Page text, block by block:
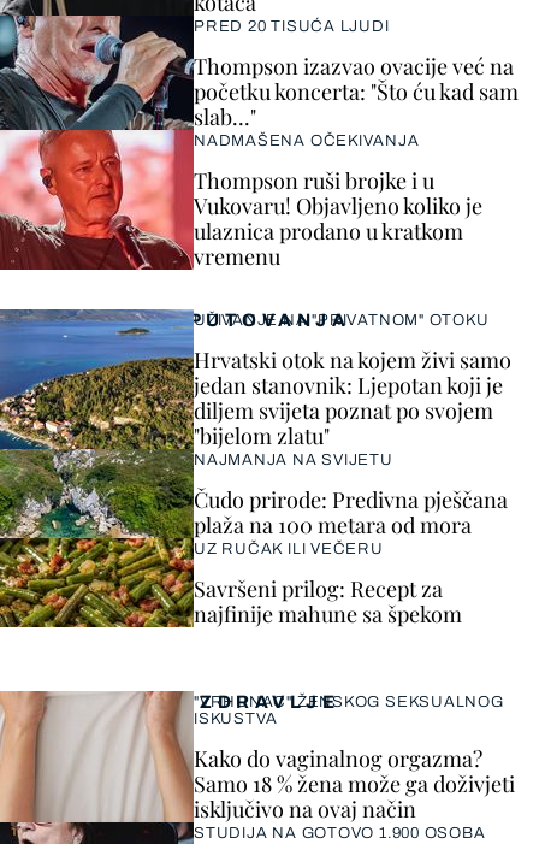
PRED 20 TISUĆA LJUDI
Thompson izazvao ovacije već na
početku koncerta: "Što ću kad sam
slab..."
NADMAŠENA OČEKIVANJA
Thompson ruši brojke i u
Vukovaru! Objavljeno koliko je
ulaznica prodano u kratkom
vremenu
ZDRAVLJE
"VRHUNAC" ŽENSKOG SEKSUALNOG
ISKUSTVA
Kako do vaginalnog orgazma?
Samo 18 % žena može ga doživjeti
isključivo na ovaj način
STUDIJA NA GOTOVO 1.900 OSOBA
PUTOVANJA
UŽIVANJE NA "PRIVATNOM" OTOKU
Hrvatski otok na kojem živi samo
jedan stanovnik: Ljepotan koji je
diljem svijeta poznat po svojem
"bijelom zlatu"
NAJMANJA NA SVIJETU
Čudo prirode: Predivna pješčana
plaža na 100 metara od mora
UZ RUČAK ILI VEČERU
Savršeni prilog: Recept za
najfinije mahune sa špekom